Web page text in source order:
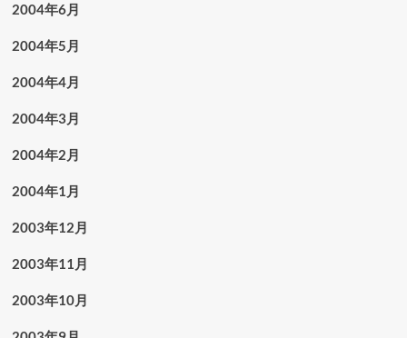
2004年6月
2004年5月
2004年4月
2004年3月
2004年2月
2004年1月
2003年12月
2003年11月
2003年10月